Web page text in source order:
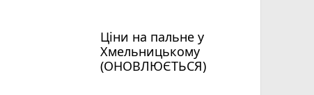
Ціни на пальне у
Хмельницькому
(ОНОВЛЮЄТЬСЯ)